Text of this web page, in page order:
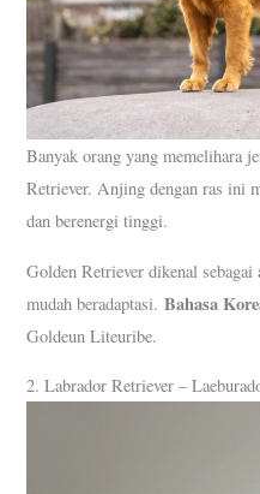
Banyak orang yang memelihara
Retriever. Anjing dengan ras ini
dan berenergi tinggi.
Golden Retriever dikenal
mudah beradaptasi.Bahasa
Goldeun Liteuribe.
2. Labrador Retriever –